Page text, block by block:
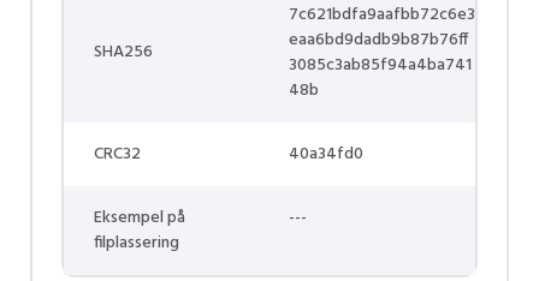
SHA256
7c621bdfa9aafbb72c6e3
eaa6bd9dadb9b87b76ff
3085c3ab85f94a4ba741
48b
CRC32 40a34fd0
Eksempel på
filplassering
---